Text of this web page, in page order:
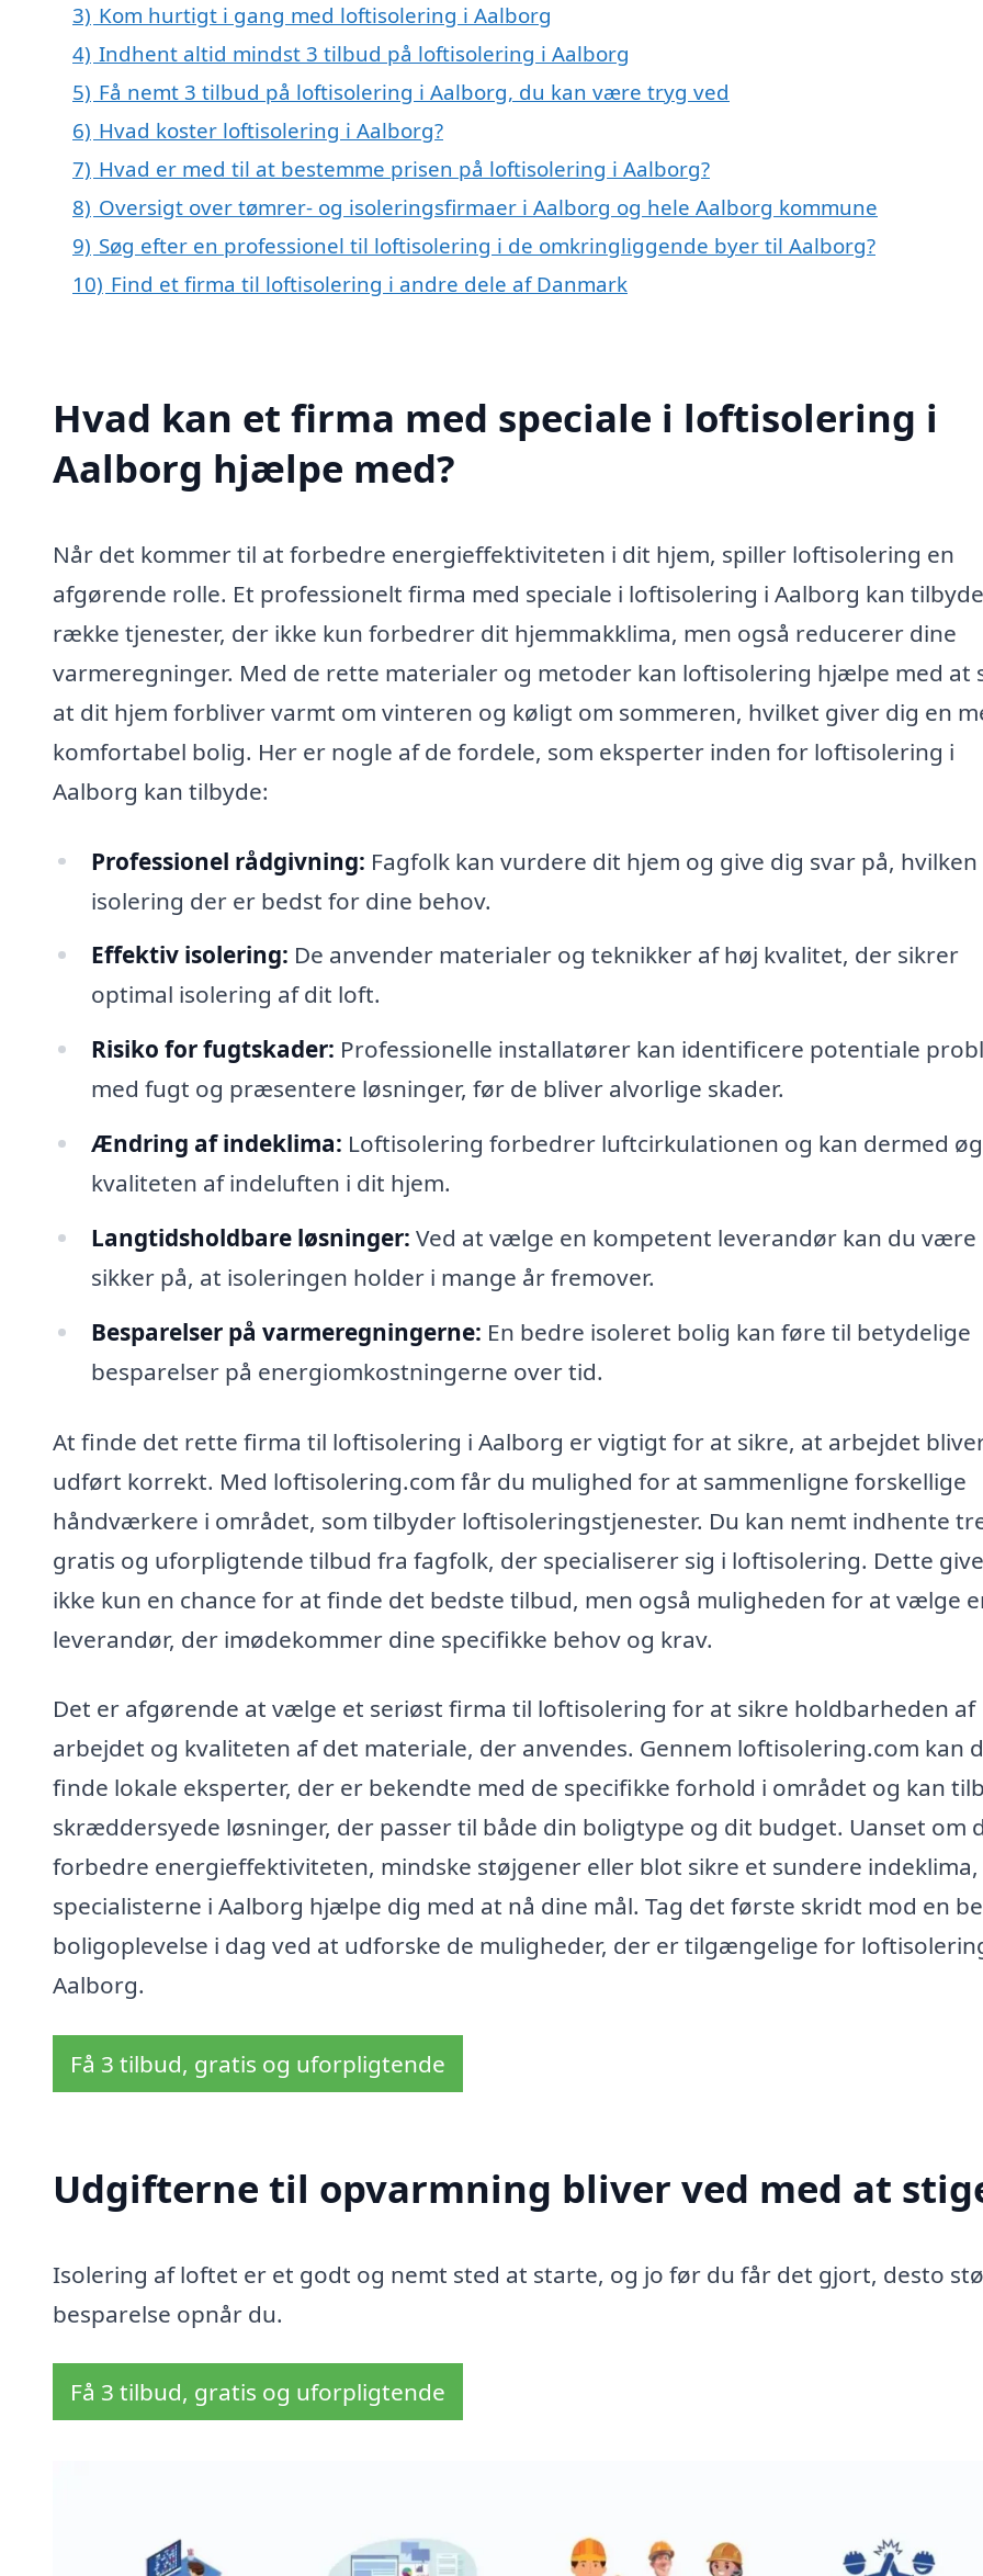
3) Kom hurtigt i gang med loftisolering i Aalborg
4) Indhent altid mindst 3 tilbud på loftisolering i Aalborg
5) Få nemt 3 tilbud på loftisolering i Aalborg, du kan være tryg ved
6) Hvad koster loftisolering i Aalborg?
7) Hvad er med til at bestemme prisen på loftisolering i Aalborg?
8) Oversigt over tømrer- og isoleringsfirmaer i Aalborg og hele Aalborg kommune
9) Søg efter en professionel til loftisolering i de omkringliggende byer til Aalborg?
10) Find et firma til loftisolering i andre dele af Danmark
Hvad kan et firma med speciale i loftisolering i
Aalborg hjælpe med?
Når det kommer til at forbedre energieffektiviteten i dit hjem, spiller loftisolering en
afgørende rolle. Et professionelt firma med speciale i loftisolering i Aalborg kan
række tjenester, der ikke kun forbedrer dit hjemmakklima, men også reducerer dine
varmeregninger. Med de rette materialer og metoder kan loftisolering hjælpe med at
at dit hjem forbliver varmt om vinteren og køligt om sommeren, hvilket giver dig en
komfortabel bolig. Her er nogle af de fordele, som eksperter inden for loftisolering i
Aalborg kan tilbyde:
Professionel rådgivning: Fagfolk kan vurdere dit hjem og give dig svar på,
isolering der er bedst for dine behov.
Effektiv isolering: De anvender materialer og teknikker af høj kvalitet, der sikrer
optimal isolering af dit loft.
Risiko for fugtskader: Professionelle installatører kan identificere potentiale
med fugt og præsentere løsninger, før de bliver alvorlige skader.
Ændring af indeklima: Loftisolering forbedrer luftcirkulationen og kan dermed
kvaliteten af indeluften i dit hjem.
Langtidsholdbare løsninger: Ved at vælge en kompetent leverandør kan du være
sikker på, at isoleringen holder i mange år fremover.
Besparelser på varmeregningerne: En bedre isoleret bolig kan føre til betydelige
besparelser på energiomkostningerne over tid.
At finde det rette firma til loftisolering i Aalborg er vigtigt for at sikre, at arbejdet
udført korrekt. Med loftisolering.com får du mulighed for at sammenligne forskellige
håndværkere i området, som tilbyder loftisoleringstjenester. Du kan nemt indhente
gratis og uforpligtende tilbud fra fagfolk, der specialiserer sig i loftisolering. Dette
ikke kun en chance for at finde det bedste tilbud, men også muligheden for at vælge
leverandør, der imødekommer dine specifikke behov og krav.
Det er afgørende at vælge et seriøst firma til loftisolering for at sikre holdbarheden af
arbejdet og kvaliteten af det materiale, der anvendes. Gennem loftisolering.com kan
finde lokale eksperter, der er bekendte med de specifikke forhold i området og kan
skræddersyede løsninger, der passer til både din boligtype og dit budget. Uanset om
forbedre energieffektiviteten, mindske støjgener eller blot sikre et sundere indeklima,
specialisterne i Aalborg hjælpe dig med at nå dine mål. Tag det første skridt mod en
boligoplevelse i dag ved at udforske de muligheder, der er tilgængelige for
Aalborg.
Få 3 tilbud, gratis og uforpligtende
Udgifterne til opvarmning bliver ved med at
Isolering af loftet er et godt og nemt sted at starte, og jo før du får det gjort, desto
besparelse opnår du.
Få 3 tilbud, gratis og uforpligtende